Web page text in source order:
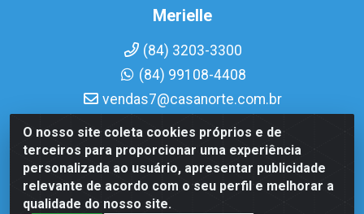
O nosso site coleta cookies próprios e de
terceiros para proporcionar uma experiência
personalizada ao usuário, apresentar publicidade
relevante de acordo com o seu perfil e melhorar a
qualidade do nosso site.
Merielle
(84) 3203-3300
(84) 99108-4408
vendas7@casanorte.com.br
Casa Norte LTDA - Av. Interventor Mário Câmara, 1815 -
Dix-Sept Rosado, Natal/RN - CEP 59054-600 - CNPJ
08.713.513/0001-51